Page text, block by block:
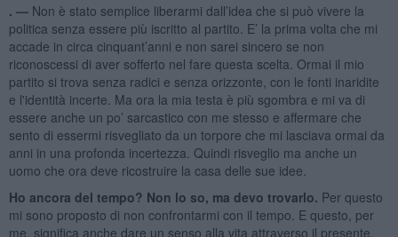
. — Non è stato semplice liberarmi dall’idea che si può vivere la
politica senza essere più iscritto al partito. E’ la prima volta che mi
accade in circa cinquant’anni e non sarei sincero se non
riconoscessi di aver sofferto nel fare questa scelta. Ormai il mio
partito si trova senza radici e senza orizzonte, con le fonti inaridite
e l'identità incerte. Ma ora la mia testa è più sgombra e mi va di
essere anche un po’ sarcastico con me stesso e affermare che
sento di essermi risvegliato da un torpore che mi lasciava ormai da
anni in una profonda incertezza. Quindi risveglio ma anche un
uomo che ora deve ricostruire la casa delle sue idee.
Ho ancora del tempo? Non lo so, ma devo trovarlo. Per questo
mi sono proposto di non confrontarmi con il tempo. E questo, per
me, significa anche dare un senso alla vita attraverso il presente,